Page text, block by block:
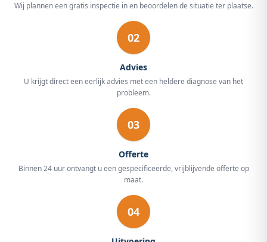
Wij plannen een gratis inspectie in en beoordelen de situatie ter plaatse.
02
Advies
U krijgt direct een eerlijk advies met een heldere diagnose van het
probleem.
03
Offerte
Binnen 24 uur ontvangt u een gespecificeerde, vrijblijvende offerte op
maat.
04